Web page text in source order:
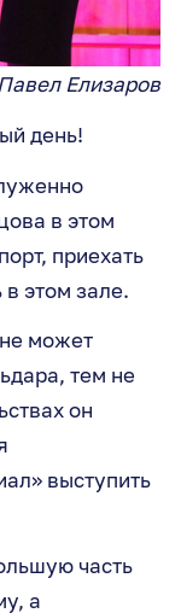
Елизаров
день!
в этом
приехать
этом зале.
может
тем не
он
выступить
часть
а